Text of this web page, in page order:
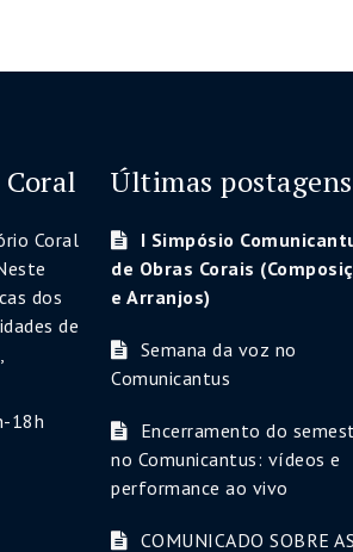
Coral
dos
de
18h
Últimas postagens
I Simpósio
de Obras Corais
e Arranjos)
Semana da voz no
Comunicantus
Encerramento do
no Comunicantus: vídeos e
performance ao vivo
COMUNICADO SOBRE AS